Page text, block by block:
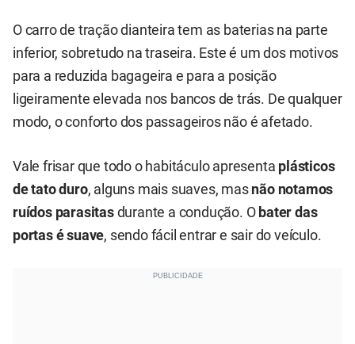
O carro de tração dianteira tem as baterias na parte
inferior, sobretudo na traseira. Este é um dos motivos
para a reduzida bagageira e para a posição
ligeiramente elevada nos bancos de trás. De qualquer
modo, o conforto dos passageiros não é afetado.
Vale frisar que todo o habitáculo apresenta plásticos
de tato duro, alguns mais suaves, mas não notamos
ruídos parasitasdurante a condução. O bater das
portas é suave, sendo fácil entrar e sair do veículo.